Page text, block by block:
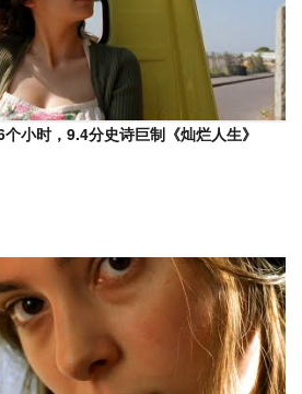
小时，9.4分史诗巨制《灿烂人生》